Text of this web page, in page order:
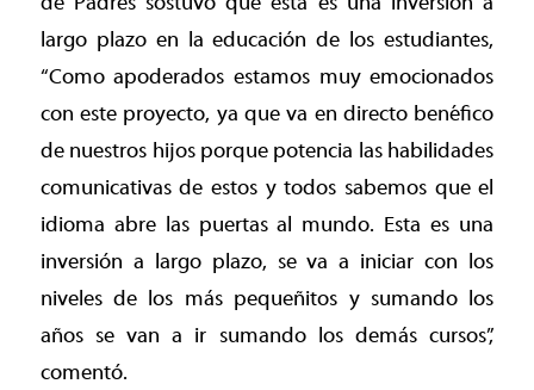
largo plazo en la educación de los estudiantes,
“Como apoderados estamos muy emocionados
con este proyecto, ya que va en directo benéfico
de nuestros hijos porque potencia las habilidades
comunicativas de estos y todos sabemos que el
idioma abre las puertas al mundo. Esta es una
inversión a largo plazo, se va a iniciar con los
niveles de los más pequeñitos y sumando los
años se van a ir sumando los demás cursos”,
comentó.